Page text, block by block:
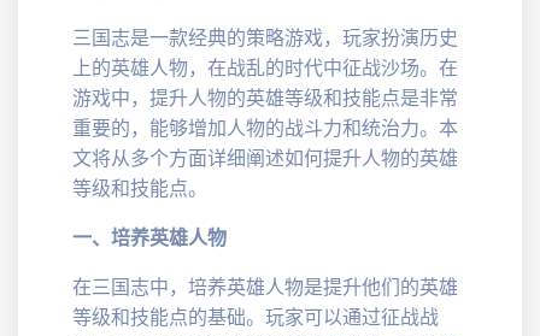
三国志是一款经典的策略游戏，玩家扮演历史
上的英雄人物，在战乱的时代中征战沙场。在
游戏中，提升人物的英雄等级和技能点是非常
重要的，能够增加人物的战斗力和统治力。本
文将从多个方面详细阐述如何提升人物的英雄
等级和技能点。
一、培养英雄人物
在三国志中，培养英雄人物是提升他们的英雄
等级和技能点的基础。玩家可以通过征战战